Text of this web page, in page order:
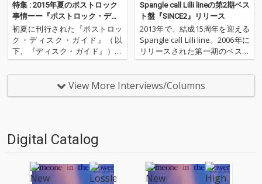
特集 : 2015年夏のポストロック
事情ーー『ポストロック・ディ
スクガイド』とその後のシーン
初夏に刊行された『ポストロッ
ク・ディスク・ガイド』（以
下、『ディスク・ガイド』）、
それと呼応するようにポストロ
ックの重要バンドのリリースが
続いているーーtoe、mouse on
the keys、te'らの新作が相次い
Spangle call Lilli lineの第2期ベス
ト盤『SINCE2』リリース
2013年で、結成15周年を迎える
Spangle call Lilli line。2006年に
リリースされた第一期のベスト
盤『SINCE』以降の音源を中心
にセレクトされた第二期ベスト
盤『SINCE2』がリリースされ
た。''Spangle call Lill…
View More Interviews/Columns
Digital Catalog